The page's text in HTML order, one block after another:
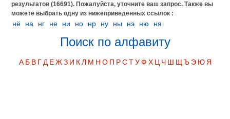
результатов (16691). Пожалуйста, уточните ваш запрос.Также вы
можете выбрать одну из нижеприведенных ссылок :
нё на нг не ни но нр ну ны нэ ню ня
Поиск по алфавиту
А Б В Г Д Е Ж З И К Л М Н О П Р С Т У Ф Х Ц Ч Ш Щ Ъ Э Ю Я